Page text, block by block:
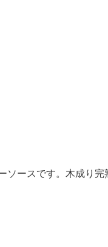
ースです。木成り